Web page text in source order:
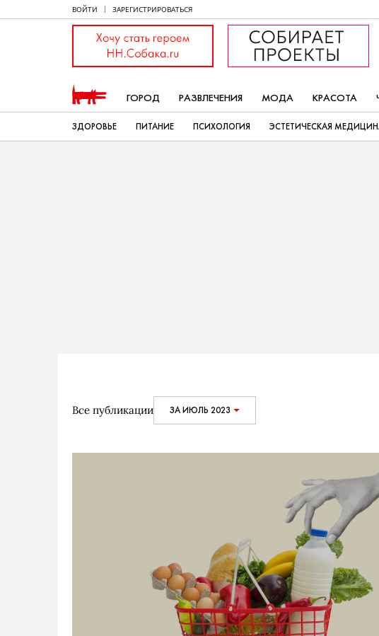
ВОЙТИ ЗАРЕГИСТРИРОВАТЬСЯ
ГОРОД РАЗВЛЕЧЕНИЯ МОДА КРАСОТА
ЗДОРОВЬЕ ПИТАНИЕ ПСИХОЛОГИЯ ЭСТЕТИЧЕСКАЯ
Все публикации ЗА ИЮЛЬ 2023